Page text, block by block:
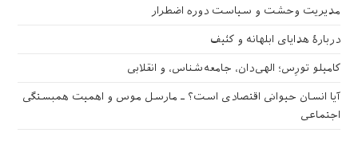
مدیریت وحشت و سیاست دوره اضطرار
دربارهٔ هدایای ابلهانه و کثیف
کامیلو تورِس؛ الهی‌دان، جامعه‌شناس، و انقلابی
آیا انسان حیوانی اقتصادی است؟ ـ مارسل موس و اهمیت همبستگی
اجتماعی